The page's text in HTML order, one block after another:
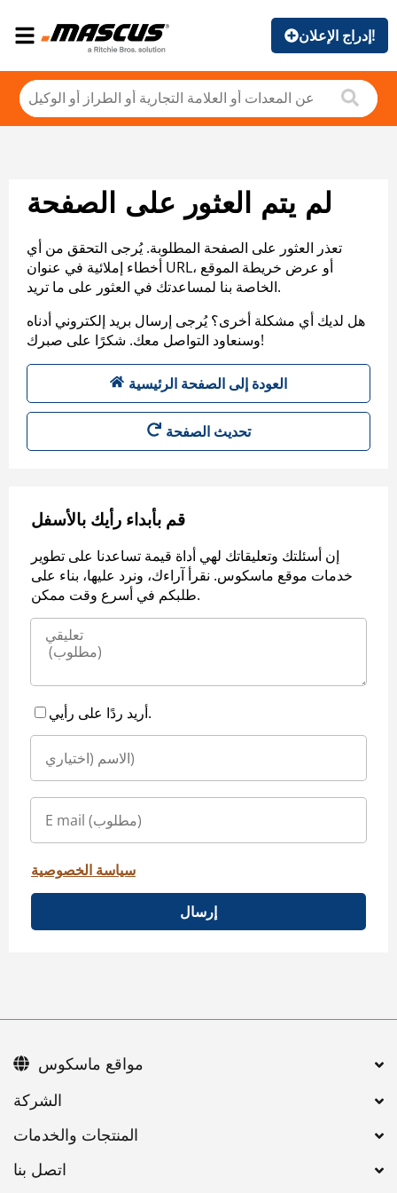
إدراج الإعلان!
لم يتم العثور على الصفحة
تعذر العثور على الصفحة المطلوبة. يُرجى التحقق من أي
أخطاء إملائية في عنوان URL، أو عرض خريطة الموقع
الخاصة بنا لمساعدتك في العثور على ما تريد.
هل لديك أي مشكلة أخرى؟ يُرجى إرسال بريد إلكتروني أدناه
وسنعاود التواصل معك. شكرًا على صبرك!
العودة إلى الصفحة الرئيسية
تحديث الصفحة
قم بأبداء رأيك بالأسفل
إن أسئلتك وتعليقاتك لهي أداة قيمة تساعدنا على تطوير
خدمات موقع ماسكوس. نقرأ آراءك، ونرد عليها، بناء على
طلبكم في أسرع وقت ممكن.
أريد ردًا على رأيي.
سياسة الخصوصية
إرسال
اتصل بنا
مواقع ماسكوس